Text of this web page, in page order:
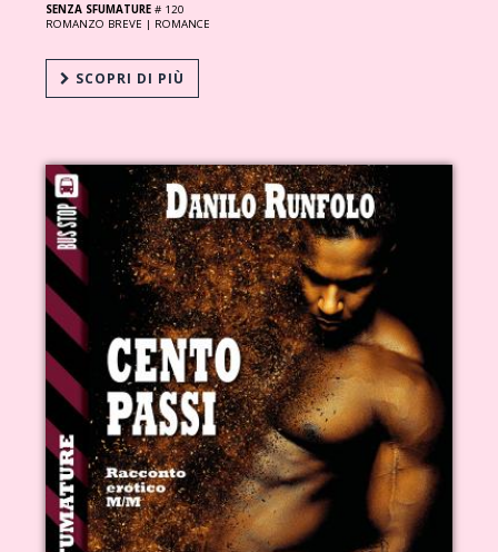
SENZA SFUMATURE # 120
ROMANZO BREVE | ROMANCE
SCOPRI DI PIÙ